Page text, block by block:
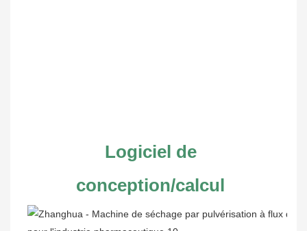
Logiciel de
conception/calcul